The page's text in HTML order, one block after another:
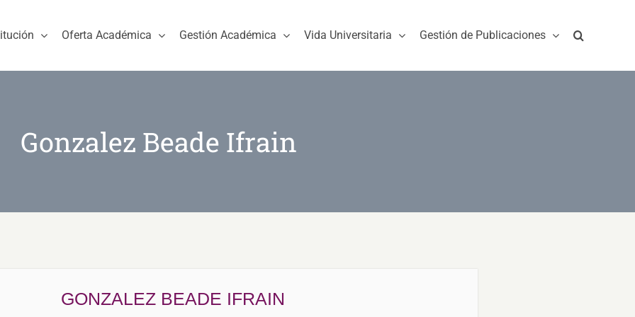
Oferta Académica Gestión Académica Vida Universitaria Gestión de Publicaciones
Gonzalez Beade Ifrain
GONZALEZ BEADE IFRAIN